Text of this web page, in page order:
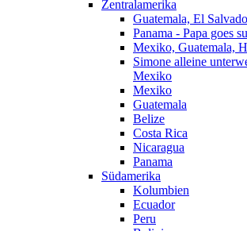
Zentralamerika
Guatemala, El
Panama - Papa goes
Mexiko, Guatemala,
Simone alleine
Mexiko
Mexiko
Guatemala
Belize
Costa Rica
Nicaragua
Panama
Südamerika
Kolumbien
Ecuador
Peru